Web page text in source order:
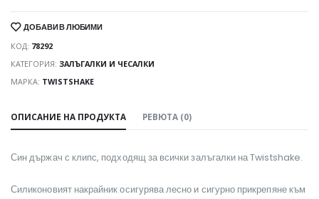
ДОБАВИ В ЛЮБИМИ
КОД: 78292
КАТЕГОРИЯ:ЗАЛЪГАЛКИ И ЧЕСАЛКИ
МАРКА: TWISTSHAKE
ОПИСАНИЕ НА ПРОДУКТА РЕВЮТА (0)
Син държач с клипс, подходящ за всички залъгалки на Twistshake.
Силиконовият накрайник осигурява лесно и сигурно прикрепяне към